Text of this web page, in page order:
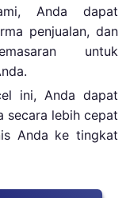
Anda dapat
penjualan, dan
untuk
ini, Anda dapat
secara lebih cepat
Anda ke tingkat